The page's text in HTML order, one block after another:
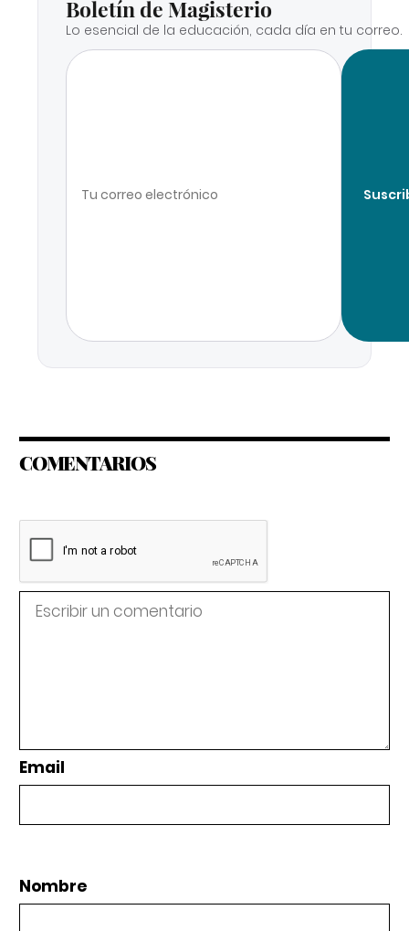
Boletín de Magisterio
Lo esencial de la educación, cada día en tu correo.
COMENTARIOS
Email
Nombre